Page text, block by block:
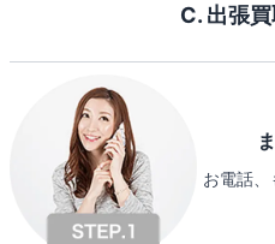
C. 出張
お電話